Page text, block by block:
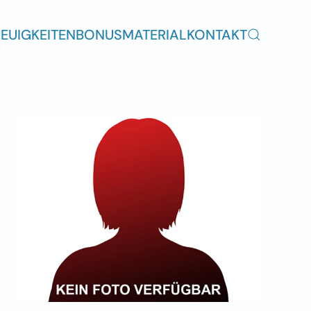
BONUSMATERIALKONTAKT